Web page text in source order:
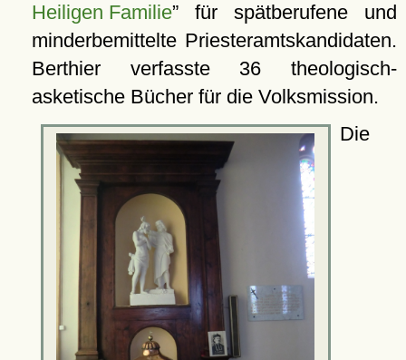
Heiligen Familie für spätberufene und
minderbemittelte Priesteramtskandidaten.
Berthier verfasste 36 theologisch-
asketische Bücher für die Volksmission.
Die